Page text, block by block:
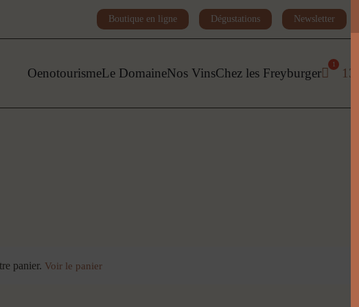
Boutique en ligne Dégustations Newsletter
OenotourismeLe DomaineNos VinsChez les Freyburger
panier. Voir le panier